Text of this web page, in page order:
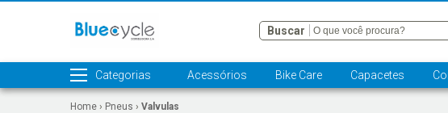
Buscar
Categorias Acessórios Bike Care Capacetes
Home › Pneus › Valvulas